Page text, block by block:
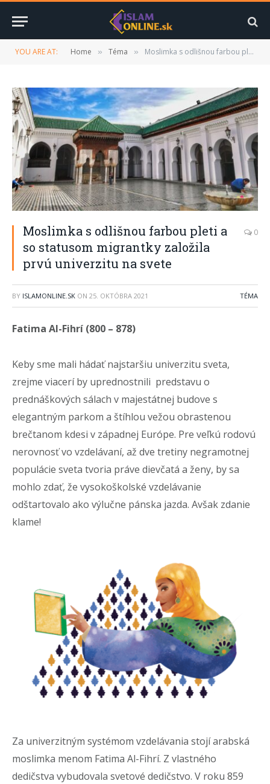
YOU ARE AT: Home » Téma » Moslimka s odlišnou farbou pleti a so statusom migrantky založila prvú univerzitu na svete
Moslimka s odlišnou farbou pleti a
so statusom migrantky založila
prvú univerzitu na svete
0
BY ISLAMONLINE.SK ON 25. OKTÓBRA 2021 TÉMA
Fatima Al-Fihrí (800 – 878)
Keby sme mali hádať najstaršiu univerzitu sveta,
zrejme viacerí by uprednostnili predstavu o
prednáškových sálach v majestátnej budove s
elegantným parkom a štíhlou vežou obrastenou
brečtanom kdesi v západnej Európe. Pre veľkú rodovú
nerovnosť vo vzdelávaní, až dve tretiny negramotnej
populácie sveta tvoria práve dievčatá a ženy, by sa
mohlo zdať, že vysokoškolské vzdelávanie
odštartovalo ako výlučne pánska jazda. Avšak zdanie
klame!
Za univerzitným systémom vzdelávania stojí arabská
moslimka menom Fatima Al-Fihrí. Z vlastného
dedičstva vybudovala svetové dedičstvo. V roku 859